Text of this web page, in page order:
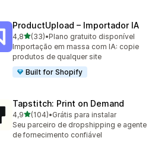
ProductUpload – Importador IA
4,8de 5 estrelas
(33)
33 avaliações ao todo
•Plano gratuito disponível
Importação em massa com IA: copie
produtos de qualquer site
Built for Shopify
Tapstitch: Print on Demand
4,9de 5 estrelas
(104)
104 avaliações ao todo
•Grátis para instalar
Seu parceiro de dropshipping e agente
de fornecimento confiável